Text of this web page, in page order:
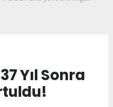
Yıl Sonra